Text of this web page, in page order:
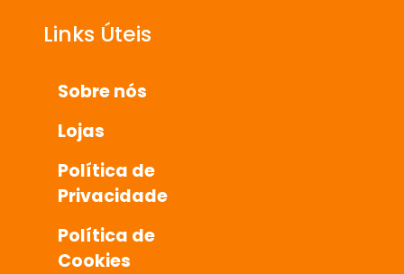
Links Úteis
Sobre nós
Lojas
Política de
Privacidade
Política de
Cookies